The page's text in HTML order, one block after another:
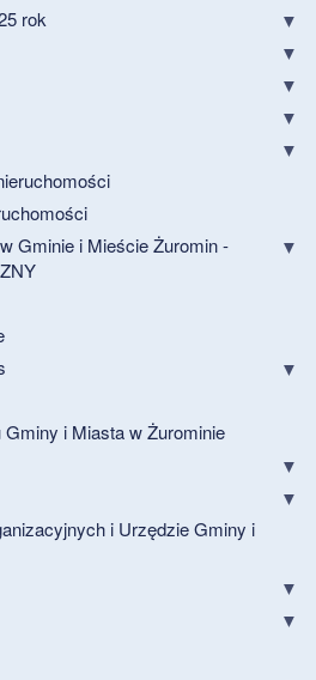
rok
Gminie i Mieście Żuromin -
i Miasta w Żurominie
i Urzędzie Gminy i